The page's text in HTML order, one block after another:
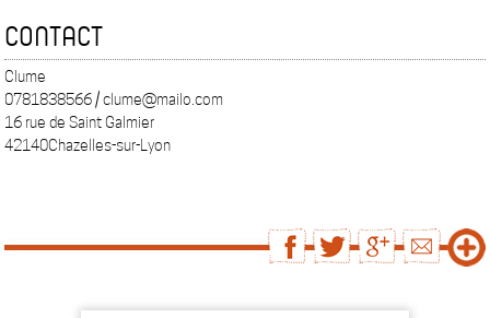
CONTACT
Clume
0781838566 / clume@mailo.com
16 rue de Saint Galmier
42140Chazelles-sur-Lyon